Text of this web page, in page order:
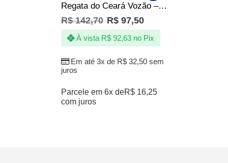
Regata do Ceará Vozão – Time do Povo – Produto Oficial
R$142,70 R$97,50
Em até 3x de R$ 32,50 sem
juros
À vista R$ 92,63 no Pix
Parcele em 6x deR$16,25
com juros